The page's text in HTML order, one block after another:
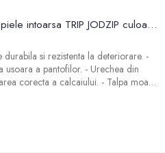
Pom D'api cizme chelsea din piele intoarsa TRIP JODZIP culoarea albastru marin
si rezistenta la deteriorare. -
usoara a pantofilor. - Urechea din
corecta a calcaiului. - Talpa moale
- Brandul Pom D'api
pentru a crea pantofii perfecti